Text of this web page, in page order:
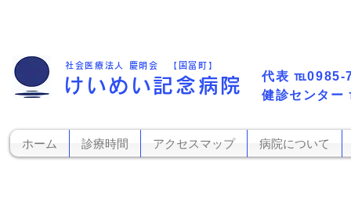
​健診センター
社会医療法人 慶明会 【国富町】
けいめい記念病院 代表​ ℡0985-
ホーム 診療時間 アクセスマップ 病院について